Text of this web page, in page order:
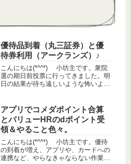
優待品到着（丸三証券）と優
待券利用（アークランズ）♪
こんにちは(*^^*) 小坊主です。衆院
選の期日前投票に行ってきました。明
日の結果が待ち遠しいような怖いよう
着 丸三証券３月権利 丸三証券
（8613）から山本山の海苔が...
アプリでコメダポイント合算
とバリューHRのdポイント受
領＆やること色々。
こんにちは(*^^*) 小坊主です。優待
の到着が増え、アプリや、カードへの
連携など、やらなきゃならない作業が